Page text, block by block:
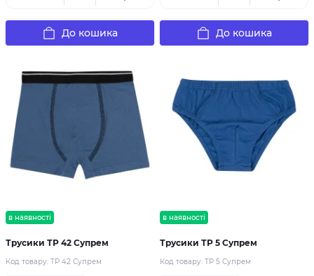
До кошика До кошика
в наявності
Трусики ТР 42 Супрем
Код товару: ТР 42 Супрем
в наявності
Трусики ТР 5 Супрем
Код товару: ТР 5 Супрем